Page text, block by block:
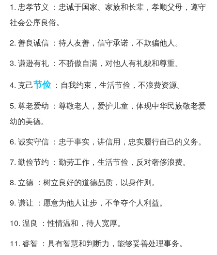
1. 忠孝节义 ：忠诚于国家、家族和长辈，孝顺父母，遵守
社会公序良俗。
2. 善良诚信 ：待人友善，信守承诺，不欺骗他人。
3. 谦逊有礼 ：不骄傲自满，对他人有礼貌和尊重。
4. 克己节俭：自我约束，生活节俭，不浪费资源。
5. 尊老爱幼 ：尊敬老人，爱护儿童，体现中华民族敬老爱
幼的美德。
6. 诚实守信 ：忠于事实，讲信用，忠实履行自己的义务。
7. 勤俭节约 ：勤劳工作，生活节俭，反对奢侈浪费。
8. 立德 ：树立良好的道德品质，以身作则。
9. 谦让 ：愿意为他人让步，不争夺个人利益。
10. 温良 ：性情温和，待人宽厚。
11. 睿智 ：具有智慧和判断力，能够妥善处理事务。